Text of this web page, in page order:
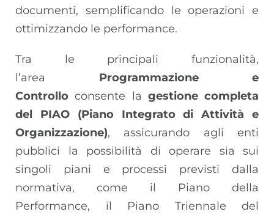
documenti, semplificando le operazioni e
ottimizzando le performance.
Tra le principali funzionalità,
l’area Programmazione e
Controllo consente la gestione completa
del PIAO (Piano Integrato di Attività e
Organizzazione), assicurando agli enti
pubblici la possibilità di operare sia sui
singoli piani e processi previsti dalla
normativa, come il Piano della
Performance, il Piano Triennale del